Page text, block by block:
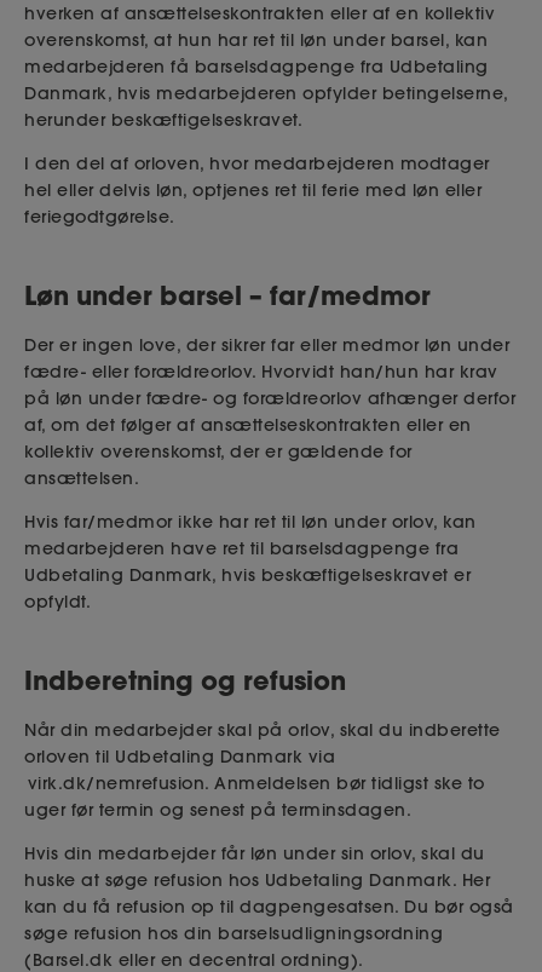
hverken af ansættelseskontrakten eller af en kollektiv
overenskomst, at hun har ret til løn under barsel, kan
medarbejderen få barselsdagpenge fra Udbetaling
Danmark, hvis medarbejderen opfylder betingelserne,
herunder beskæftigelseskravet.
I den del af orloven, hvor medarbejderen modtager
hel eller delvis løn, optjenes ret til ferie med løn eller
feriegodtgørelse.
Løn under barsel – far/medmor
Der er ingen love, der sikrer far eller medmor løn under
fædre- eller forældreorlov. Hvorvidt han/hun har krav
på løn under fædre- og forældreorlov afhænger derfor
af, om det følger af ansættelseskontrakten eller en
kollektiv overenskomst, der er gældende for
ansættelsen.
Hvis far/medmor ikke har ret til løn under orlov, kan
medarbejderen have ret til barselsdagpenge fra
Udbetaling Danmark, hvis beskæftigelseskravet er
opfyldt.
Indberetning og refusion
Når din medarbejder skal på orlov, skal du indberette
orloven til Udbetaling Danmark via
virk.dk/nemrefusion. Anmeldelsen bør tidligst ske to
uger før termin og senest på terminsdagen.
Hvis din medarbejder får løn under sin orlov, skal du
huske at søge refusion hos Udbetaling Danmark. Her
kan du få refusion op til dagpengesatsen. Du bør også
søge refusion hos din barselsudligningsordning
(Barsel.dk eller en decentral ordning).